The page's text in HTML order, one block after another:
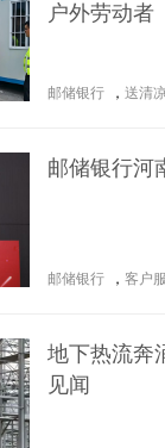
户外劳动者
邮储银行 ， 送清
邮储银行河
邮储银行 ， 客户
地下热流奔
见闻